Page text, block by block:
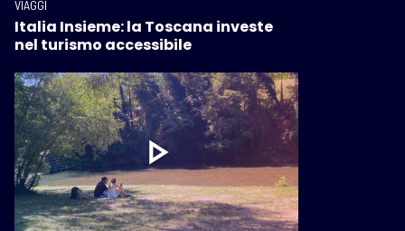
VIAGGI
Italia Insieme: la Toscana investe
nel turismo accessibile